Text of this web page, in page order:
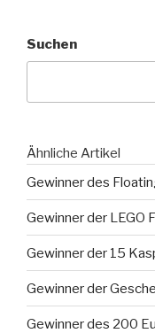
Suchen
Ähnliche Artikel
Gewinner des
Gewinner der LEGO
Gewinner der 15
Gewinner der
Gewinner des 200